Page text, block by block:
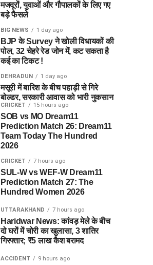
मजदूरों, युवाओं और गौपालकों के लिए गए
बड़े फैसले
BIG NEWS 1 day ago
BJP के Survey ने खोली विधायकों की
पोल, 32 चेहरे रेड जोन में, कट सकता है
कई का टिकट !
DEHRADUN 1 day ago
मसूरी में बारिश के बीच पहाड़ी से गिरे
बोल्डर, सरकारी आवास को भारी नुकसान
CRICKET 15 hours ago
SOB vs MO Dream11
Prediction Match 26: Dream11
Team Today The Hundred
2026
CRICKET 7 hours ago
SUL-W vs WEF-W Dream11
Prediction Match 27: The
Hundred Women 2026
UTTARAKHAND 7 hours ago
Haridwar News: कांवड़ मेले के बीच
दो घरों में चोरी का खुलासा, 3 शातिर
गिरफ्तार; ₹5 लाख कैश बरामद
ACCIDENT 9 hours ago